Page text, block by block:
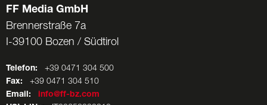
FF Media GmbH
Brennerstraße 7a
I-39100 Bozen / Südtirol
Telefon: +39 0471 304 500
Fax: +39 0471 304 510
Email:
info@ff-bz.com